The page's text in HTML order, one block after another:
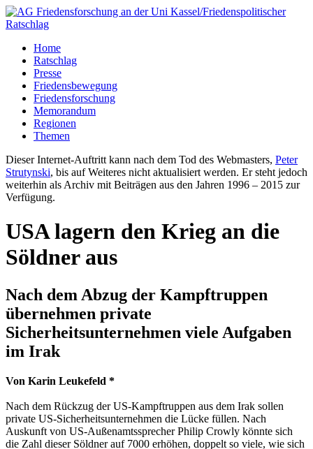
Home
Ratschlag
Presse
Friedensbewegung
Friedensforschung
Memorandum
Regionen
Themen
Dieser Internet-Auftritt kann nach dem Tod des Webmasters, Peter
Strutynski, bis auf Weiteres nicht aktualisiert werden. Er steht jedoch
weiterhin als Archiv mit Beiträgen aus den Jahren 1996 – 2015 zur
Verfügung.
USA lagern den Krieg an die
Söldner aus
Nach dem Abzug der Kampftruppen
übernehmen private
Sicherheitsunternehmen viele Aufgaben
im Irak
Von Karin Leukefeld *
Nach dem Rückzug der US-Kampftruppen aus dem Irak sollen
private US-Sicherheitsunternehmen die Lücke füllen. Nach
Auskunft von US-Außenamtssprecher Philip Crowly könnte sich
die Zahl dieser Söldner auf 7000 erhöhen, doppelt so viele, wie sich